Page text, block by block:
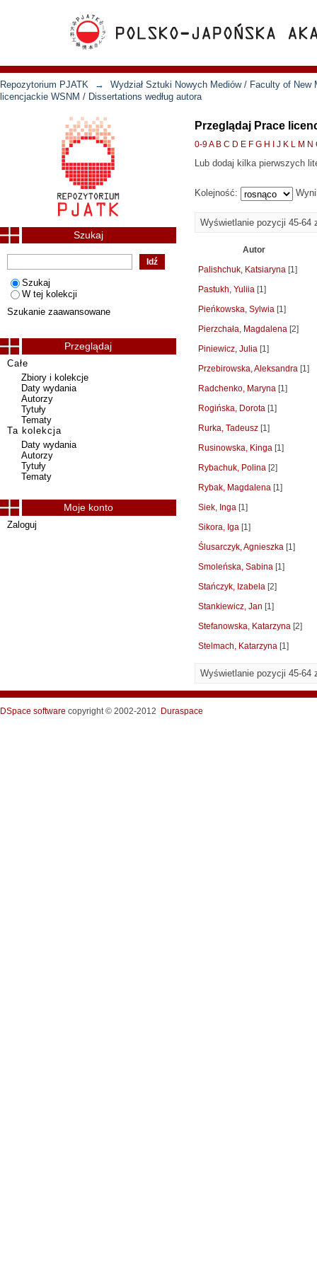
Repozytorium PJATK →
Wydział Sztuki Nowych Mediów / Faculty of New
licencjackie WSNM / Dissertations według autora
Przeglądaj Prace
0-9A B C D E F G H J K L M N
Lub dodaj kilka pierwszych
Kolejność:
Wyświetlanie pozycji 45-64
Autor
Palishchuk, Katsiaryna [1]
Pastukh, Yuliia [1]
Pieńkowska, Sylwia [1]
Pierzchała, Magdalena [2]
Piniewicz, Julia [1]
Przebirowska, Aleksandra [1]
Radchenko, Maryna [1]
Rogińska, Dorota [1]
Rurka, Tadeusz [1]
Rusinowska, Kinga [1]
Rybachuk, Polina [2]
Rybak, Magdalena [1]
Siek, Inga [1]
Sikora, Iga [1]
Ślusarczyk, Agnieszka [1]
Smoleńska, Sabina [1]
Stańczyk, Izabela [2]
Stankiewicz, Jan [1]
Stefanowska, Katarzyna [2]
Stelmach, Katarzyna [1]
Wyświetlanie pozycji 45-64
Szukaj
Szukaj
W tej kolekcji
Szukanie zaawansowane
Przeglądaj
Całe
Zbiory i kolekcje
Daty wydania
Autorzy
Tytuły
Tematy
Ta kolekcja
Daty wydania
Autorzy
Tytuły
Tematy
Moje konto
Zaloguj
DSpace software copyright © 2002-2012 Duraspace